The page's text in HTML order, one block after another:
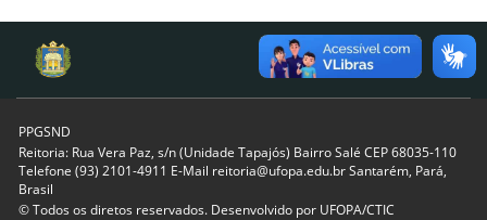
PPGSND
Reitoria: Rua Vera Paz, s/n (Unidade Tapajós) Bairro Salé CEP 68035-110
Telefone (93) 2101-4911 E-Mail reitoria@ufopa.edu.br Santarém, Pará,
Brasil
© Todos os diretos reservados. Desenvolvido por UFOPA/CTIC